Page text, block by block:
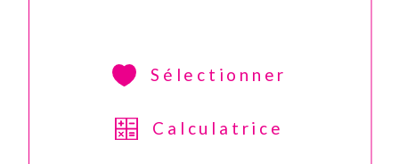
Sélectionner
Calculatrice